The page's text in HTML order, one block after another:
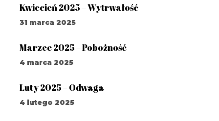
Kwiecień 2025 – Wytrwałość
31 marca 2025
Marzec 2025 – Pobożność
4 marca 2025
Luty 2025 – Odwaga
4 lutego 2025